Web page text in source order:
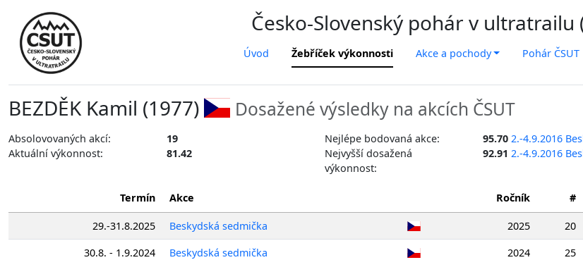
Česko-Slovenský pohár v ultratrailu
Úvod Žebříček výkonnosti Akce a pochody Pohár ČSUT
BEZDĚK Kamil (1977) Dosažené výsledky na akcích ČSUT
Absolovovaných akcí: 19 Nejlépe bodovaná akce: 95.70 2.-4.9.2016
Aktuální výkonnost:
81.42
Nejvyšší dosažená
výkonnost:
92.91 2.-4.9.2016
Termín Akce Ročník #
29.-31.8.2025 Beskydská sedmička 2025 20
30.8. - 1.9.2024
Beskydská sedmička 2024 25